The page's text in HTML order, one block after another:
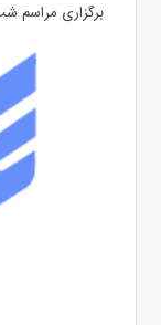
برگزاری مراسم